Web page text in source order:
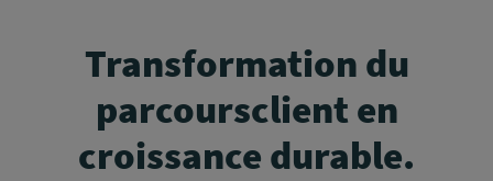
Transformation du
parcoursclient en
croissance durable.